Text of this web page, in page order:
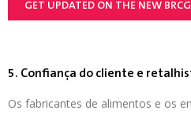
GET UPDATED ON THE NEW
5. Confiança do cliente e
Os fabricantes de alimentos e os